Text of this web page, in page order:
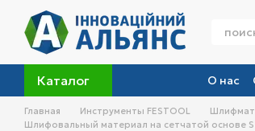
Перейти к основному контенту
Каталог О нас
Главная Инструменты FESTOOL
Шлифовальный материал на сетчатой основе